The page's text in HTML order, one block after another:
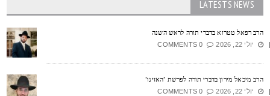
LATESTS NEWS
רפאל טטרוא בדברי תורה לראש השנה
יולי 22, 2026 0 COMMENTS
מיכאל מירון בדברי תורה לפרשת 'האזינו'
יולי 22, 2026 0 COMMENTS